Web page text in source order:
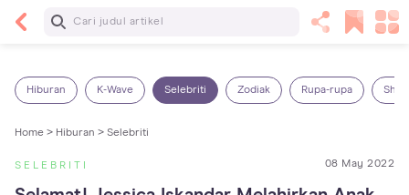
Baca Selanjutnya
Hiburan K-Wave Selebriti Zodiak Rupa-rupa
Home > Hiburan > Selebriti
SELEBRITI 08 May 2022